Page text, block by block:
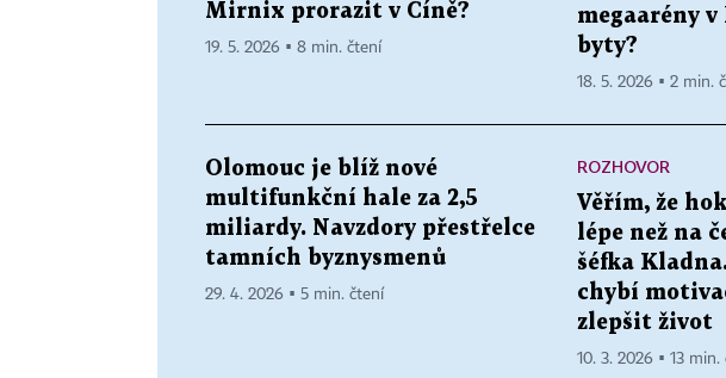
Mirnix prorazit v Číně?
19. 5. 2026 ▪ 8 min. čtení
megaarény
byty?
18. 5. 2026 ▪ 2 min.
Olomouc je blíž nové
multifunkční hale za 2,5
miliardy. Navzdory přestřelce
tamních byznysmenů
29. 4. 2026 ▪ 5 min. čtení
ROZHOVOR
Věřím, že
lépe než na
šéfka
chybí
zlepšit život
10. 3. 2026 ▪ 13 min.